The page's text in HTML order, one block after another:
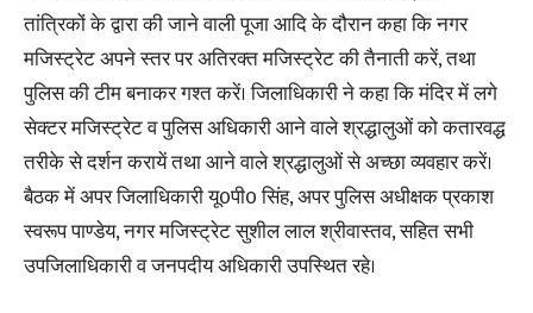
तांत्रिकों के द्वारा की जाने वाली पूजा आदि के दौरान कहा कि नगर
मजिस्ट्रेट अपने स्तर पर अतिरक्त मजिस्ट्रेट की तैनाती करें, तथा
पुलिस की टीम बनाकर गश्त करें। जिलाधिकारी ने कहा कि मंदिर में लगे
सेक्टर मजिस्ट्रेट व पुलिस अधिकारी आने वाले श्रद्धालुओं को कतारवद्ध
तरीके से दर्शन करायें तथा आने वाले श्रद्धालुओं से अच्छा व्यवहार करें।
बैठक में अपर जिलाधिकारी यू0पी0 सिंह, अपर पुलिस अधीक्षक प्रकाश
स्वरूप पाण्डेय, नगर मजिस्ट्रेट सुशील लाल श्रीवास्तव, सहित सभी
उपजिलाधिकारी व जनपदीय अधिकारी उपस्थित रहे।